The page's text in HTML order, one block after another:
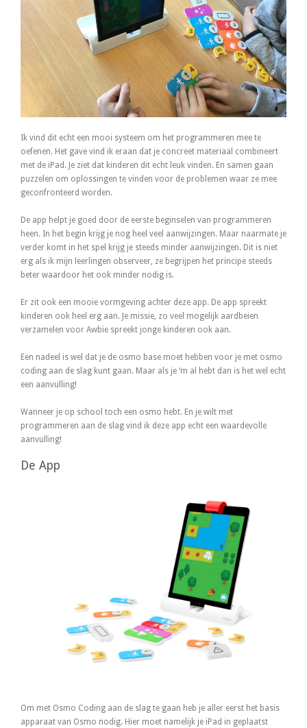
Ik vind dit echt een mooi systeem om het programmeren mee te
oefenen. Het gave vind ik eraan dat je concreet materiaal combineert
met de iPad. Je ziet dat kinderen dit echt leuk vinden. En samen gaan
puzzelen om oplossingen te vinden voor de problemen waar ze mee
geconfronteerd worden.
De app helpt je goed door de eerste beginselen van programmeren
heen. In het begin krijg je nog heel veel aanwijzingen. Maar naarmate je
verder komt in het spel krijg je steeds minder aanwijzingen. Dit is niet
erg als ik mijn leerlingen observeer, ze begrijpen het principe steeds
beter waardoor het ook minder nodig is.
Er zit ook een mooie vormgeving achter deze app. De app spreekt
kinderen ook heel erg aan. Je missie, zo veel mogelijk aardbeien
verzamelen voor Awbie spreekt jonge kinderen ook aan.
Een nadeel is wel dat je de osmo base moet hebben voor je met osmo
coding aan de slag kunt gaan. Maar als je ‘m al hebt dan is het wel echt
een aanvulling!
Wanneer je op school toch een osmo hebt. En je wilt met
programmeren aan de slag vind ik deze app echt een waardevolle
aanvulling!
De App
Om met Osmo Coding aan de slag te gaan heb je aller eerst het basis
apparaat van Osmo nodig. Hier moet namelijk je iPad in geplaatst